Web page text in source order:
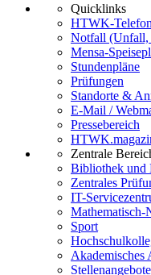
Quicklinks
HTWK-
Notfall (Unfall,
Mensa-
Stundenpläne
Prüfungen
Standorte &
E-Mail /
Pressebereich
Zentrale
Bibliothek und
Zentrales
IT-
Mathematisch-
Sport
Akademisches
Stellenangebote